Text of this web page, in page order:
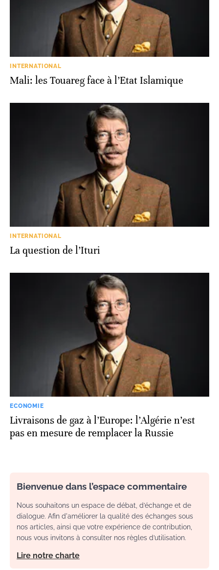
INTERNATIONAL
Mali: les Touareg face à l’Etat Islamique
INTERNATIONAL
La question de l’Ituri
ECONOMIE
Livraisons de gaz à l’Europe: l’Algérie n’est
pas en mesure de remplacer la Russie
Bienvenue dans l’espace commentaire
Nous souhaitons un espace de débat, d’échange et de
dialogue. Afin d'améliorer la qualité des échanges sous
nos articles, ainsi que votre expérience de contribution,
nous vous invitons à consulter nos règles d’utilisation.
Lire notre charte